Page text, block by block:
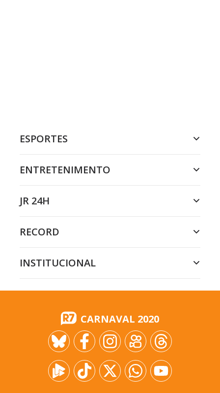
ESPORTES
ENTRETENIMENTO
JR 24H
RECORD
INSTITUCIONAL
CARNAVAL 2020